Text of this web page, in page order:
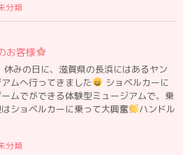
分類
お客様
休みの日に、滋賀県の長浜にはあるヤン
ムへ行ってきました
ショベルカーに
ムでができる体験型ミュージアムで、乗
ショベルカーに乗って大興奮
ハンドル
分類